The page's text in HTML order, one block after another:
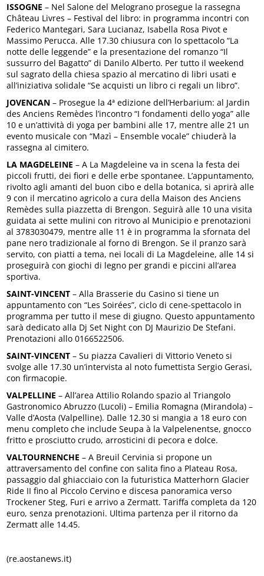
ISSOGNE – Nel Salone del Melograno prosegue la rassegna
Château Livres – Festival del libro: in programma incontri con
Federico Mantegari, Sara Lucianaz, Isabella Rosa Pivot e
Massimo Perucca. Alle 17.30 chiusura con lo spettacolo “La
notte delle leggende” e la presentazione del romanzo “Il
sussurro del Bagatto” di Danilo Alberto. Per tutto il weekend
sul sagrato della chiesa spazio al mercatino di libri usati e
all’iniziativa solidale “Se acquisti un libro ci regali un libro”.
JOVENCAN – Prosegue la 4ª edizione dell’Herbarium: al Jardin
des Anciens Remèdes l’incontro “I fondamenti dello yoga” alle
10 e un’attività di yoga per bambini alle 17, mentre alle 21 un
evento musicale con “Mazì – Ensemble vocale” chiuderà la
rassegna al cimitero.
LA MAGDELEINE – A La Magdeleine va in scena la festa dei
piccoli frutti, dei fiori e delle erbe spontanee. L’appuntamento,
rivolto agli amanti del buon cibo e della botanica, si aprirà alle
9 con il mercatino agricolo a cura della Maison des Anciens
Remèdes sulla piazzetta di Brengon. Seguirà alle 10 una visita
guidata ai sette mulini con ritrovo al Municipio e prenotazioni
al 3783030479, mentre alle 11 è in programma la sfornata del
pane nero tradizionale al forno di Brengon. Se il pranzo sarà
servito, con piatti a tema, nei locali di La Magdeleine, alle 14 si
proseguirà con giochi di legno per grandi e piccini all’area
sportiva.
SAINT-VINCENT – Alla Brasserie du Casino si tiene un
appuntamento con “Les Soirées”, ciclo di cene-spettacolo in
programma per tutto il mese di giugno. Questo appuntamento
sarà dedicato alla Dj Set Night con DJ Maurizio De Stefani.
Prenotazioni allo 0166522506.
SAINT-VINCENT – Su piazza Cavalieri di Vittorio Veneto si
svolge alle 17.30 un’intervista al noto fumettista Sergio Gerasi,
con firmacopie.
VALPELLINE – All’area Attilio Rolando spazio al Triangolo
Gastronomico Abruzzo (Lucoli) – Emilia Romagna (Mirandola) –
Valle d’Aosta (Valpelline). Dalle 12.30 si mangia a 18 euro con
menu completo che include Seupa à la Valpelenentse, gnocco
fritto e prosciutto crudo, arrosticini di pecora e dolce.
VALTOURNENCHE – A Breuil Cervinia si propone un
attraversamento del confine con salita fino a Plateau Rosa,
passaggio dal ghiacciaio con la futuristica Matterhorn Glacier
Ride II fino al Piccolo Cervino e discesa panoramica verso
Trockener Steg, Furi e arrivo a Zermatt. Tariffa completa da 120
euro, senza prenotazioni. Ultima partenza per il ritorno da
Zermatt alle 14.45.
(re.aostanews.it)